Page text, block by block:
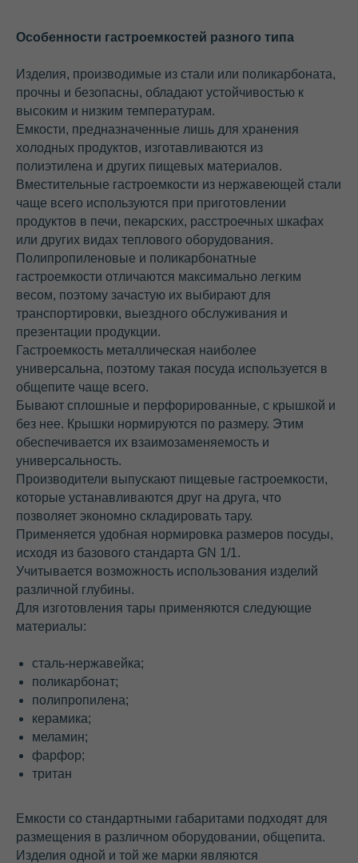
Особенности гастроемкостей разного типа
Изделия, производимые из стали или поликарбоната,
прочны и безопасны, обладают устойчивостью к
высоким и низким температурам.
Емкости, предназначенные лишь для хранения
холодных продуктов, изготавливаются из
полиэтилена и других пищевых материалов.
Вместительные гастроемкости из нержавеющей стали
чаще всего используются при приготовлении
продуктов в печи, пекарских, расстроечных шкафах
или других видах теплового оборудования.
Полипропиленовые и поликарбонатные
гастроемкости отличаются максимально легким
весом, поэтому зачастую их выбирают для
транспортировки, выездного обслуживания и
презентации продукции.
Гастроемкость металлическая наиболее
универсальна, поэтому такая посуда используется в
общепите чаще всего.
Бывают сплошные и перфорированные, с крышкой и
без нее. Крышки нормируются по размеру. Этим
обеспечивается их взаимозаменяемость и
универсальность.
Производители выпускают пищевые гастроемкости,
которые устанавливаются друг на друга, что
позволяет экономно складировать тару.
Применяется удобная нормировка размеров посуды,
исходя из базового стандарта GN 1/1.
Учитывается возможность использования изделий
различной глубины.
Для изготовления тары применяются следующие
материалы:
сталь-нержавейка;
поликарбонат;
полипропилена;
керамика;
меламин;
фарфор;
тритан
Емкости со стандартными габаритами подходят для
размещения в различном оборудовании, общепита.
Изделия одной и той же марки являются